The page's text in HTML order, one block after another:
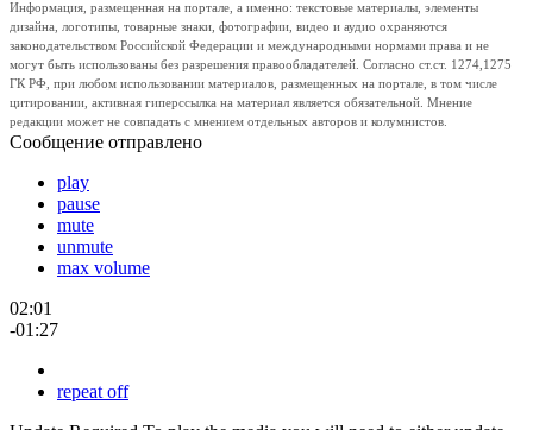
Информация, размещенная на портале, а именно: текстовые материалы, элементы
дизайна, логотипы, товарные знаки, фотографии, видео и аудио охраняются
законодательством Российской Федерации и международными нормами права и не
могут быть использованы без разрешения правообладателей. Согласно ст.ст. 1274,1275
ГК РФ, при любом использовании материалов, размещенных на портале, в том числе
цитировании, активная гиперссылка на материал является обязательной. Мнение
редакции может не совпадать с мнением отдельных авторов и колумнистов.
Сообщение отправлено
play
pause
mute
unmute
max volume
02:01
-01:27
repeat off